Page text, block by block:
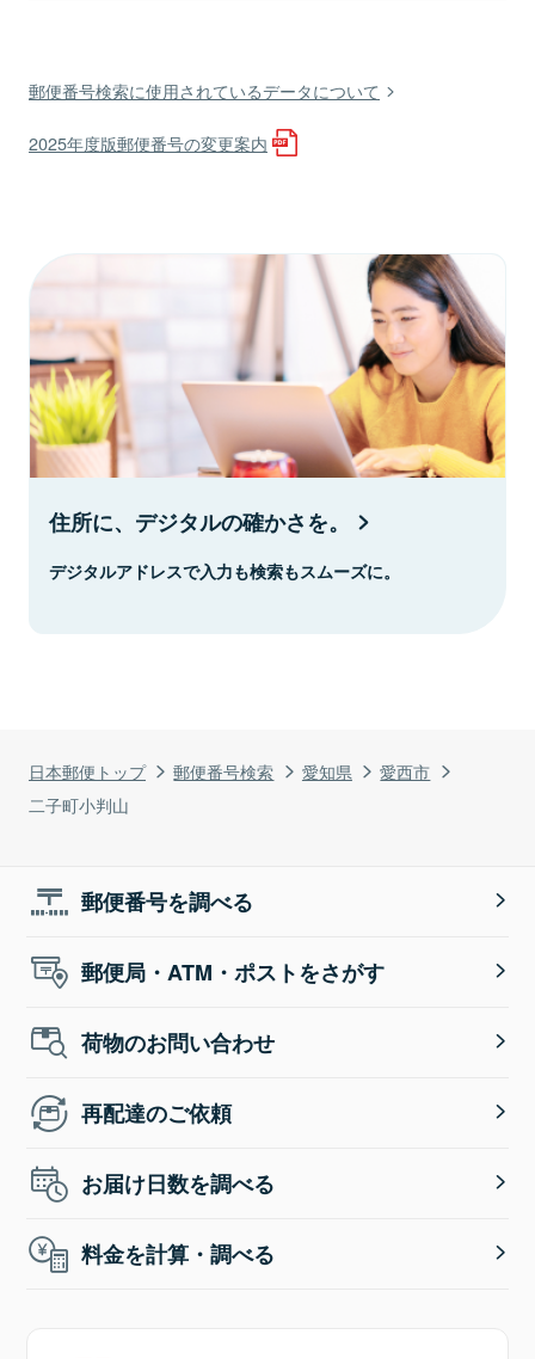
日本郵便トップ 郵便番号検索 愛知県
愛西市
二子町小判山
郵便番号検索に使用されているデータについて
2025年度版郵便番号の変更案内
住所に、デジタルの確かさを。
デジタルアドレスで入力も検索もスムーズに。
郵便番号を調べる
郵便局・ATM・ポストをさがす
荷物のお問い合わせ
再配達のご依頼
お届け日数を調べる
料金を計算・調べる